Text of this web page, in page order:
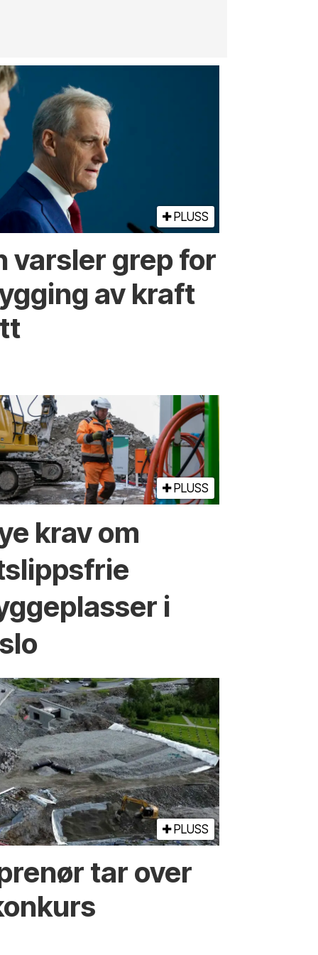
PLUSS
varsler grep for
av kraft
PLUSS
krav om
i
PLUSS
tar over